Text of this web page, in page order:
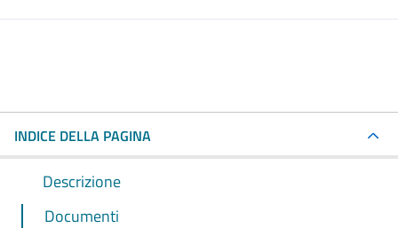
INDICE DELLA PAGINA
Descrizione
Documenti